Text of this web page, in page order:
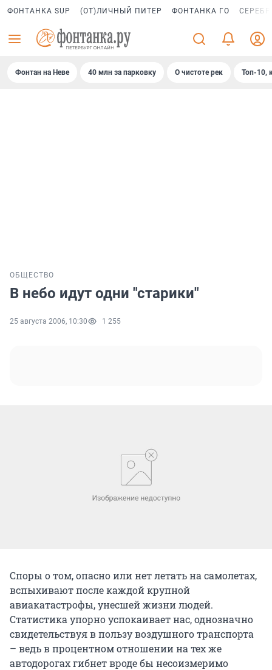
ФОНТАНКА SUP (ОТ)ЛИЧНЫЙ ПИТЕР ФОНТАНКА ГО
Фонтан на Неве 40 млн за парковку О чистоте рек Топ-10,
ОБЩЕСТВО
В небо идут одни "старики"
25 августа 2006, 10:30 1 255
Споры о том, опасно или нет летать на самолетах,
вспыхивают после каждой крупной
авиакатастрофы, унесшей жизни людей.
Статистика упорно успокаивает нас, однозначно
свидетельствуя в пользу воздушного транспорта
– ведь в процентном отношении на тех же
автодорогах гибнет вроде бы несоизмеримо